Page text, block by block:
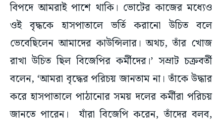
বিপদে আমরাই পাশে থাকি। ভোটের কাজের মধ্যেও
ওই বৃদ্ধকে হাসপাতালে ভর্তি করানো উচিত বলে
ভেবেছিলেন আমাদের কাউন্সিলার। অথচ, তাঁর খোজ
রাখা উচিত ছিল বিজেপির কর্মীদের।’ সম্রাট চক্রবর্তী
বলেন, ‘আমরা বৃদ্ধের পরিচয় জানতাম না। তাঁকে উদ্ধার
করে হাসপাতালে পাঠানোর সময় দলের কর্মীরা পরিচয়
জানতে পারেন। যাঁরা বিজেপি করেন, তাঁদের বলব,